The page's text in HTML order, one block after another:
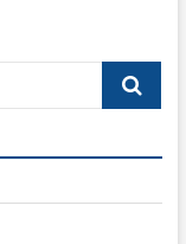
Search